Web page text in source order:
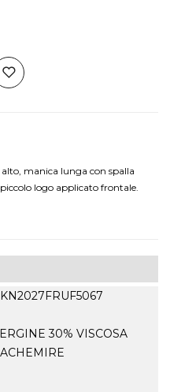
manica lunga con spalla
logo applicato frontale.
30% VISCOSA